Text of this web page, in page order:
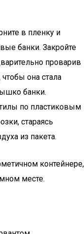
в пленку и
банки. Закройте
проварив
она стала
банки.
по пластиковым
стараясь
из пакета.
контейнере,
месте.